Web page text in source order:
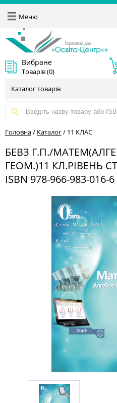
Меню
Вибране
Товарів (0)
Каталог товарів
Головна/ Каталог/ 11 КЛАС
БЕВЗ Г.П./
ГЕОМ.)11 КЛ.РІВЕНЬ
ISBN 978-966-983-016-6